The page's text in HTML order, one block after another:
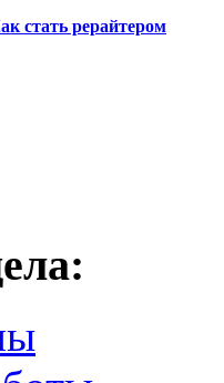
стать рерайтером